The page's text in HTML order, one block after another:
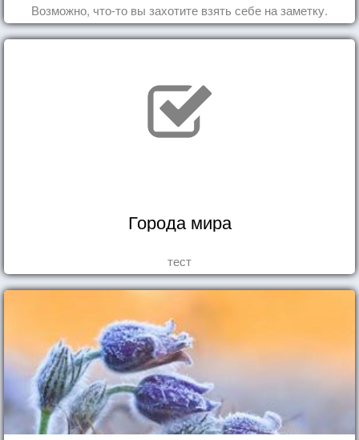
Возможно, что-то вы захотите взять себе на заметку.
Города мира
тест